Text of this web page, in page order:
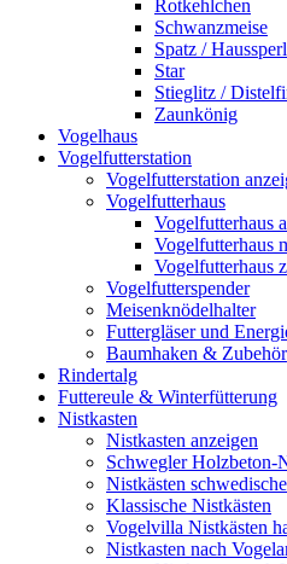
Rotkehlchen
Schwanzmeise
Spatz /
Star
Stieglitz /
Zaunkönig
Vogelhaus
Vogelfutterstation
Vogelfutterstation
Vogelfutterhaus
Vogelfutterhaus
Vogelfutterhaus
Vogelfutterhaus
Vogelfutterspender
Meisenknödelhalter
Futtergläser und
Baumhaken & Zubehör
Rindertalg
Futtereule & Winterfütterung
Nistkasten
Nistkasten anzeigen
Schwegler Holzbeton-
Nistkästen
Klassische Nistkästen
Vogelvilla Nistkästen
Nistkasten nach